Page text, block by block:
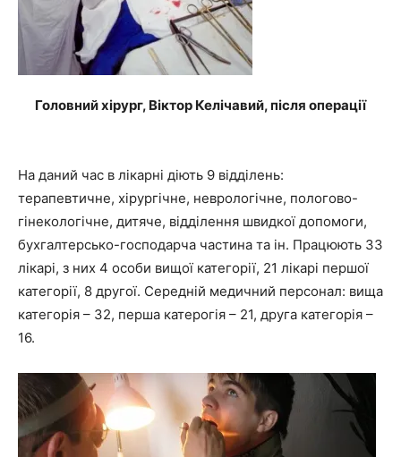
Головний хірург, Віктор Келічавий, після операції
На даний час в лікарні діють 9 відділень:
терапевтичне, хірургічне, неврологічне, пологово-
гінекологічне, дитяче, відділення швидкої допомоги,
бухгалтерсько-господарча частина та ін. Працюють 33
лікарі, з них 4 особи вищої категорії, 21 лікарі першої
категорії, 8 другої. Середній медичний персонал: вища
категорія – 32, перша катерогія – 21, друга категорія –
16.